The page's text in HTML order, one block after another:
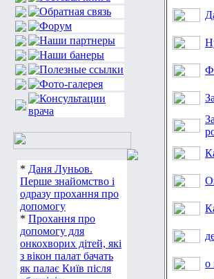
* Даня Луньов.
Перше знайомство і
одразу прохання про
допомогу
* Прохання про
допомогу для
онкохворих дітей, які
з вікон палат бачать
як палає Київ після
о